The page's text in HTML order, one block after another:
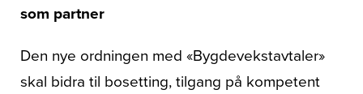
som partner
Den nye ordningen med «Bygdevekstavtaler»
skal bidra til bosetting, tilgang på kompetent